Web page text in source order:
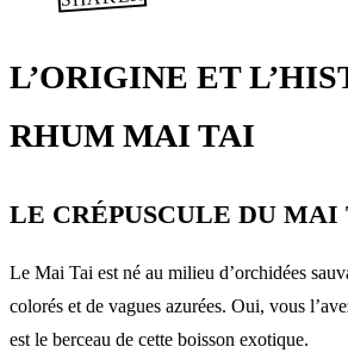
L’ORIGINE ET
RHUM MAI TAI
LE CRÉPUSCULE DU MAI
Le Mai Tai est né au milieu d’orchidées
colorés et de vagues azurées. Oui, vous
est le berceau de cette boisson exotique.